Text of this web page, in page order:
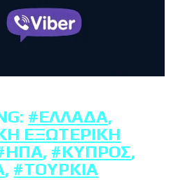
#ΕΛΛΆΔΑ,
ΕΞΩΤΕΡΙΚΉ
, #ΚΎΠΡΟΣ,
, #ΤΟΥΡΚΊΑ